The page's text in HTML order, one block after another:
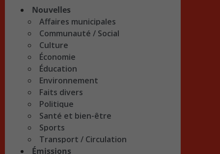
Nouvelles
Affaires municipales
Communauté / Social
Culture
Économie
Éducation
Environnement
Faits divers
Politique
Santé et bien-être
Sports
Transport / Circulation
Émissions